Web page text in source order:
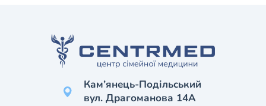
Кам’янець-Подільський
вул. Драгоманова 14А